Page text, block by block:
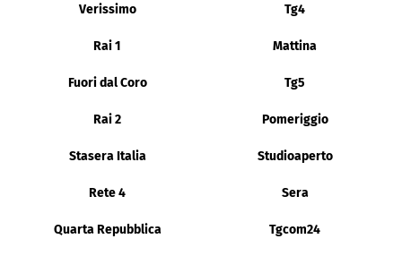
Verissimo Tg4
Rai 1 Mattina
Fuori dal Coro Tg5
Rai 2 Pomeriggio
Stasera Italia Studioaperto
Rete 4 Sera
Quarta Repubblica Tgcom24